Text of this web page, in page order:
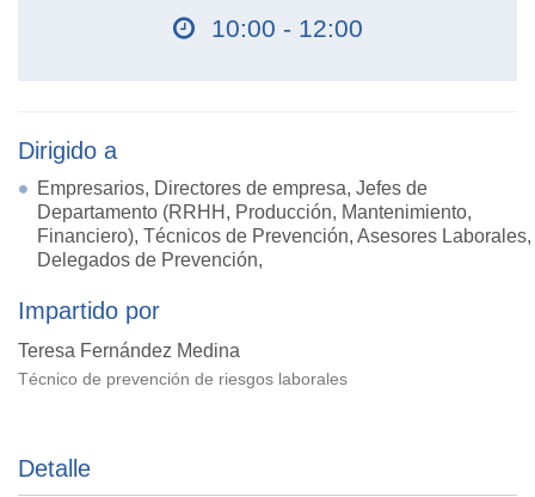
10:00 - 12:00
Dirigido a
Empresarios, Directores de empresa, Jefes de
Departamento (RRHH, Producción, Mantenimiento,
Financiero), Técnicos de Prevención, Asesores Laborales,
Delegados de Prevención,
Impartido por
Teresa Fernández Medina
Técnico de prevención de riesgos laborales
Detalle